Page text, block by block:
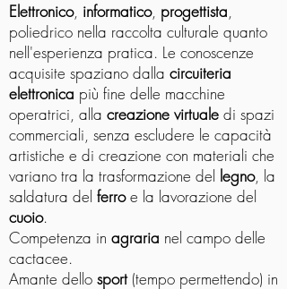
Elettronico, informatico, progettista,
poliedrico nella raccolta culturale quanto
nell'esperienza pratica. Le conoscenze
acquisite spaziano dalla circuiteria
elettronica più fine delle macchine
operatrici, alla creazione virtuale di spazi
commerciali, senza escludere le capacità
artistiche e di creazione con materiali che
variano tra la trasformazione del legno, la
saldatura del ferroe la lavorazione del
cuoio.
Competenza in agraria nel campo delle
cactacee.
Amante dello sport(tempo permettendo) in